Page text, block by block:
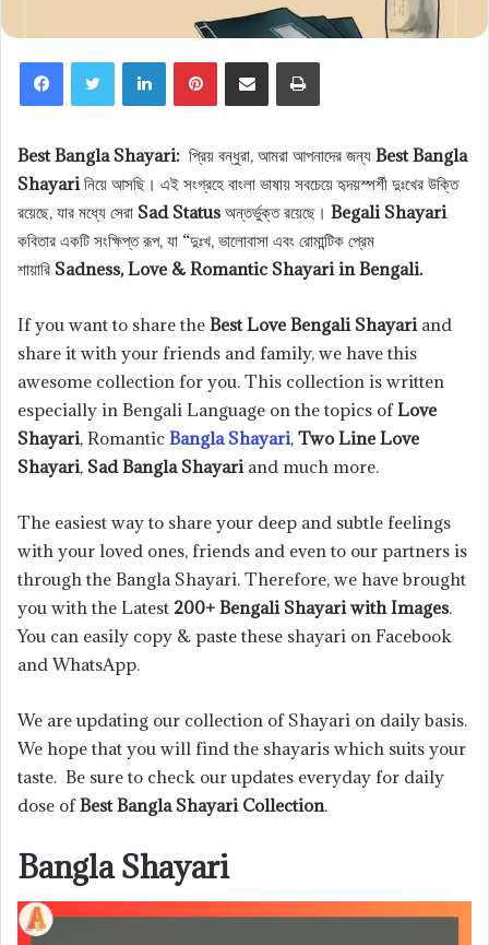
LinkedInPinterestShare via Email Print
Best Bangla Shayari: প্রিয় বন্ধুরা, আমরা আপনাদের জন্য Best Bangla
Shayari নিয়ে আসছি। এই সংগ্রহে বাংলা ভাষায় সবচেয়ে হৃদয়স্পর্শী দুঃখের উক্তি
রয়েছে, যার মধ্যে সেরা Sad Statusঅন্তর্ভুক্ত রয়েছে। Begali Shayari
কবিতার একটি সংক্ষিপ্ত রূপ, যা “দুঃখ, ভালোবাসা এবং রোমান্টিক প্রেম
শায়ারি Sadness, Love & Romantic Shayari in Bengali.
If you want to share the Best Love Bengali Shayari and
share it with your friends and family, we have this
awesome collection for you. This collection is written
especially in Bengali Language on the topics ofLove
Shayari, Romantic Bangla Shayari, Two Line Love
Shayari, Sad Bangla Shayari and much more.
The easiest way to share your deep and subtle feelings
with your loved ones, friends and even to our partners is
through the Bangla Shayari. Therefore, we have brought
you with the Latest 200+ Bengali Shayari with Images.
You can easily copy & paste these shayari on Facebook
and WhatsApp.
We are updating our collection of Shayari on daily basis.
We hope that you will find the shayaris which suits your
taste. Be sure to check our updates everyday for daily
dose of Best Bangla Shayari Collection.
Bangla Shayari